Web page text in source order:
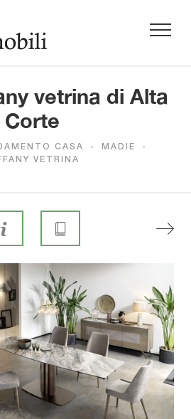
vetrina di Alta
Corte
CASA - MADIE
-
VETRINA